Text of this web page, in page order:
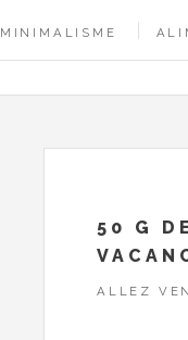
MINIMALISME
50 G
ALLEZ